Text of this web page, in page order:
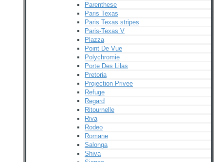
Parenthese
Paris Texas
Paris Texas stripes
Paris-Texas V
Plazza
Point De Vue
Polychromie
Porte Des Lilas
Pretoria
Projection Privee
Refuge
Regard
Ritournelle
Riva
Rodeo
Romane
Salonga
Shiva